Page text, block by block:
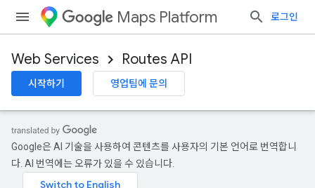
Maps Platform 로그인
Web Services Routes API
시작하기 영업팀에 문의
Google은 AI 기술을 사용하여 콘텐츠를 사용자의 기본 언어로 번역합니
다. AI 번역에는 오류가 있을 수 있습니다.